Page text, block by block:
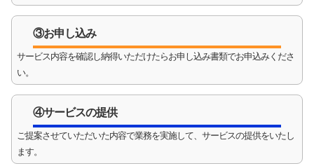
③お申し込み
サービス内容を確認し納得いただけたらお申し込み書類でお申込みくださ
い。
④サービスの提供
ご提案させていただいた内容で業務を実施して、サービスの提供をいたし
ます。